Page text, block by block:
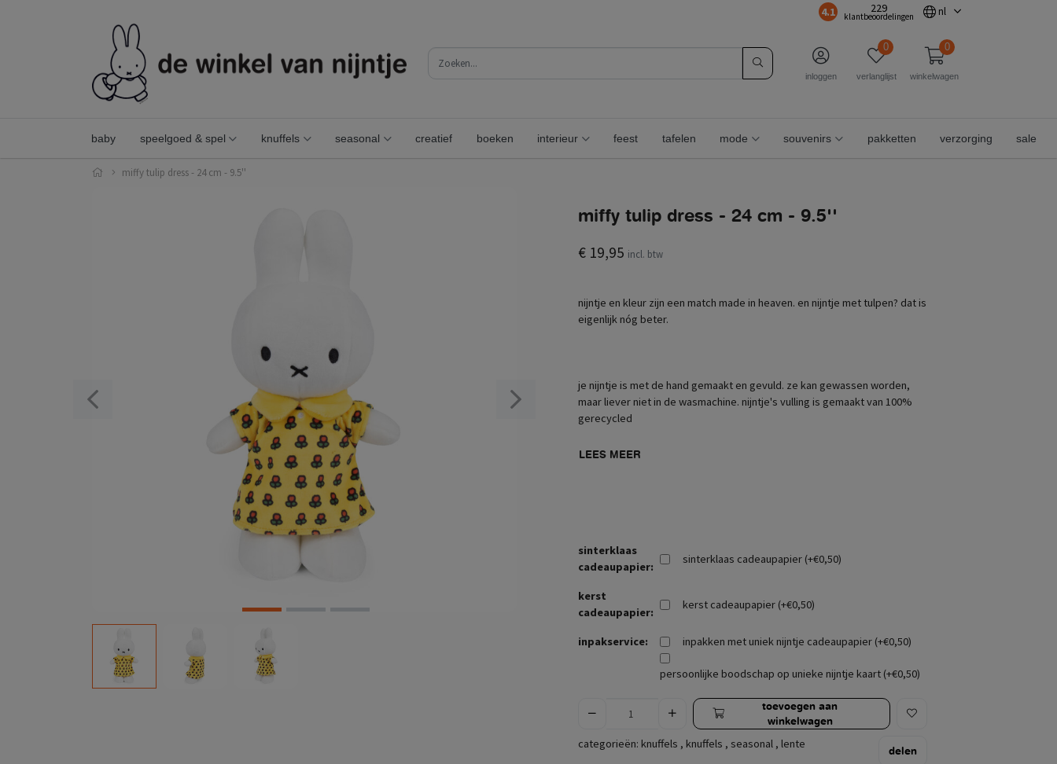
4.1 229
klantbeoordelingen nl
inloggen
0
verlanglijst
0
winkelwagen
baby speelgoed & spel knuffels seasonal creatief boeken interieur feest tafelen mode souvenirs pakketten verzorging sale
miffy tulip dress - 24 cm - 9.5''
miffy tulip dress - 24 cm - 9.5''
€ 19,95 incl. btw
nijntje en kleur zijn een match made in heaven. en nijntje met tulpen? dat is
eigenlijk nóg beter.
je nijntje is met de hand gemaakt en gevuld. ze kan gewassen worden,
maar liever niet in de wasmachine. nijntje's vulling is gemaakt van 100%
gerecycled
LEES MEER
sinterklaas
cadeaupapier:
sinterklaas cadeaupapier (+€0,50)
kerst
cadeaupapier:
kerst cadeaupapier (+€0,50)
inpakservice: inpakken met uniek nijntje cadeaupapier (+€0,50)
persoonlijke boodschap op unieke nijntje kaart (+€0,50)
toevoegen aan
winkelwagen
categorieën: knuffels , knuffels , seasonal , lente
delen